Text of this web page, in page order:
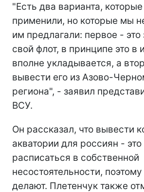
"Есть два варианта,
применили, но которые мы
им предлагали: первое - это
свой флот, в принципе это в
вполне укладывается, а
вывести его из Азово-
региона", - заявил
ВСУ.
Он рассказал, что вывести
акватории для россиян -
расписаться в собственной
несостоятельности, поэтому
делают. Плетенчук также